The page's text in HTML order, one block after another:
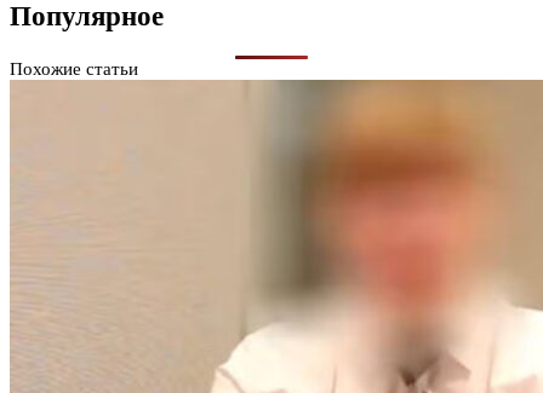
Популярное
Похожие статьи